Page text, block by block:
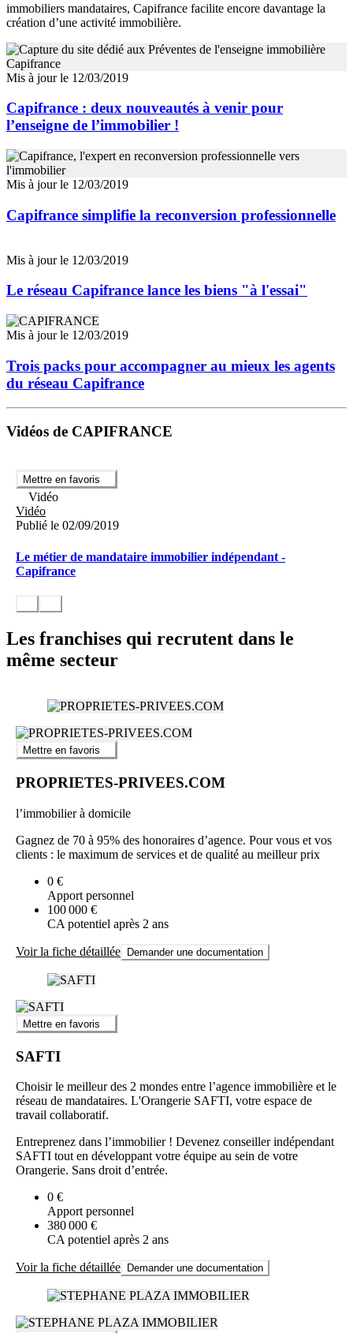
immobiliers mandataires, Capifrance facilite encore davantage la
création d’une activité immobilière.
Mis à jour le 12/03/2019
Capifrance : deux nouveautés à venir pour
l’enseigne de l’immobilier !
Mis à jour le 12/03/2019
Capifrance simplifie la reconversion professionnelle
Mis à jour le 12/03/2019
Le réseau Capifrance lance les biens "à l'essai"
Mis à jour le 12/03/2019
Trois packs pour accompagner au mieux les agents
du réseau Capifrance
Vidéos de CAPIFRANCE
Mettre en favoris
Vidéo
Vidéo
Publié le 02/09/2019
Le métier de mandataire immobilier indépendant -
Capifrance
Les franchises qui recrutent dans le
même secteur
Mettre en favoris
PROPRIETES-PRIVEES.COM
l’immobilier à domicile
Gagnez de 70 à 95% des honoraires d’agence. Pour vous et vos
clients : le maximum de services et de qualité au meilleur prix
0 €
Apport personnel
100 000 €
CA potentiel après 2 ans
Voir la fiche détaillée Demander une documentation
Mettre en favoris
SAFTI
Choisir le meilleur des 2 mondes entre l’agence immobilière et le
réseau de mandataires. L'Orangerie SAFTI, votre espace de
travail collaboratif.
Entreprenez dans l’immobilier ! Devenez conseiller indépendant
SAFTI tout en développant votre équipe au sein de votre
Orangerie. Sans droit d’entrée.
0 €
Apport personnel
380 000 €
CA potentiel après 2 ans
Voir la fiche détaillée Demander une documentation